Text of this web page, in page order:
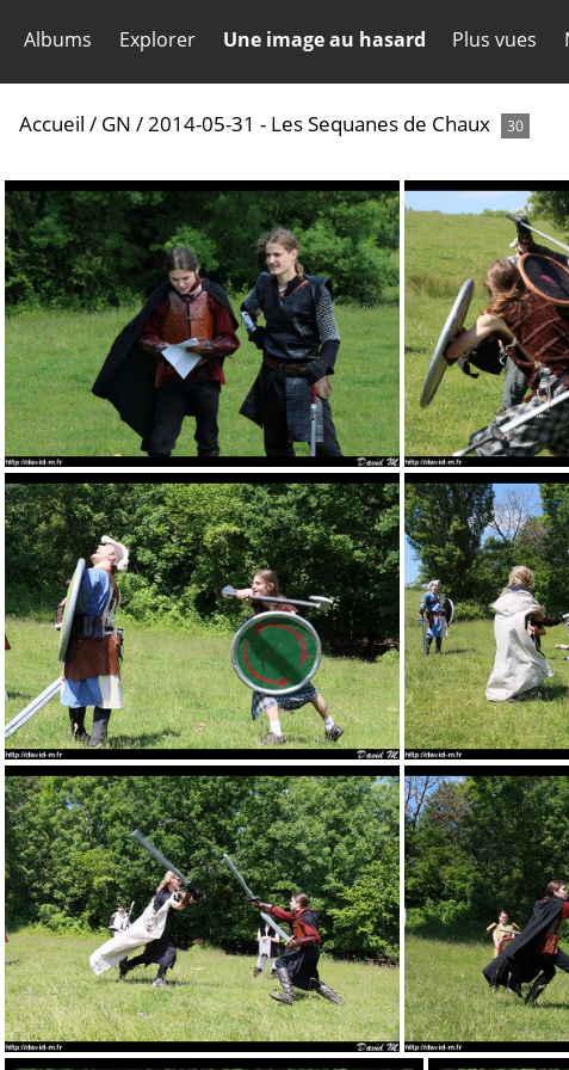
Albums Explorer Une image au hasard Plus vues
Accueil / GN /2014-05-31 - Les Sequanes de Chaux 30
01 - Lecture des regles par les gentils organisateurs
05